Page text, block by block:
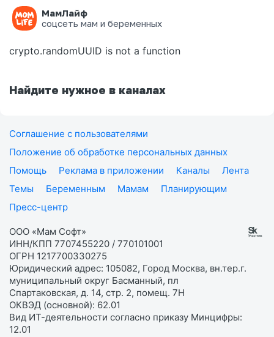
МамЛайф
соцсеть мам и беременных
Ошибка на странице
crypto.randomUUID is not a function
Найдите нужное в каналах
Соглашение с пользователями
Положение об обработке персональных данных
Помощь
Реклама в приложении Каналы
Лента
Темы
Беременным Мамам
Планирующим
Пресс-центр
ООО «Мам Софт»
ИНН/КПП 7707455220 / 770101001
ОГРН 1217700330275
Юридический адрес: 105082, Город Москва, вн.тер.г.
муниципальный округ Басманный, пл
Спартаковская, д. 14, стр. 2, помещ. 7Н
ОКВЭД (основной): 62.01
Вид ИТ-деятельности согласно приказу Минцифры:
12.01